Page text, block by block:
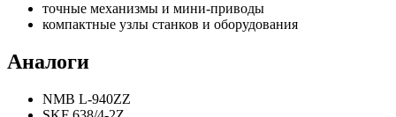
точные механизмы и мини-приводы
компактные узлы станков и оборудования
Аналоги
NMB L-940ZZ